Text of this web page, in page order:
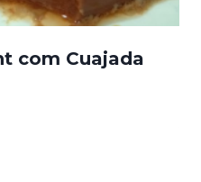
com Cuajada